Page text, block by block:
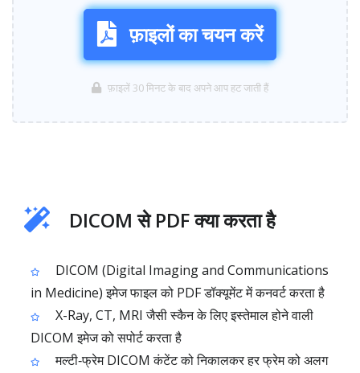
फ़ाइलों का चयन करें
फ़ाइलें 30 मिनट के बाद अपने आप हट जाती हैं
DICOM से PDF क्या करता है
DICOM (Digital Imaging and Communications
in Medicine) इमेज फाइल को PDF डॉक्यूमेंट में कनवर्ट करता है
X-Ray, CT, MRI जैसी स्कैन के लिए इस्तेमाल होने वाली
DICOM इमेज को सपोर्ट करता है
मल्टी‑फ्रेम DICOM कंटेंट को निकालकर हर फ्रेम को अलग